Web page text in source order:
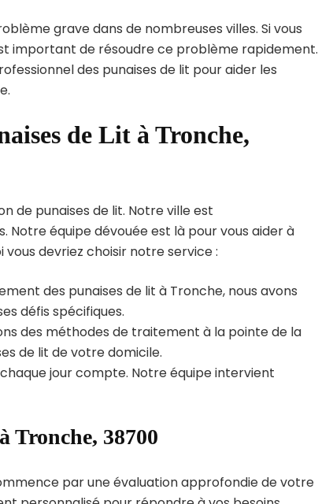
grave dans de nombreuses villes. Si vous
important de résoudre ce problème rapidement.
des punaises de lit pour aider les
de Lit à Tronche,
de punaises de lit. Notre ville est
équipe dévouée est là pour vous aider à
devriez choisir notre service :
des punaises de lit à Tronche, nous avons
défis spécifiques.
des méthodes de traitement à la pointe de la
de lit de votre domicile.
jour compte. Notre équipe intervient
Tronche, 38700
par une évaluation approfondie de votre